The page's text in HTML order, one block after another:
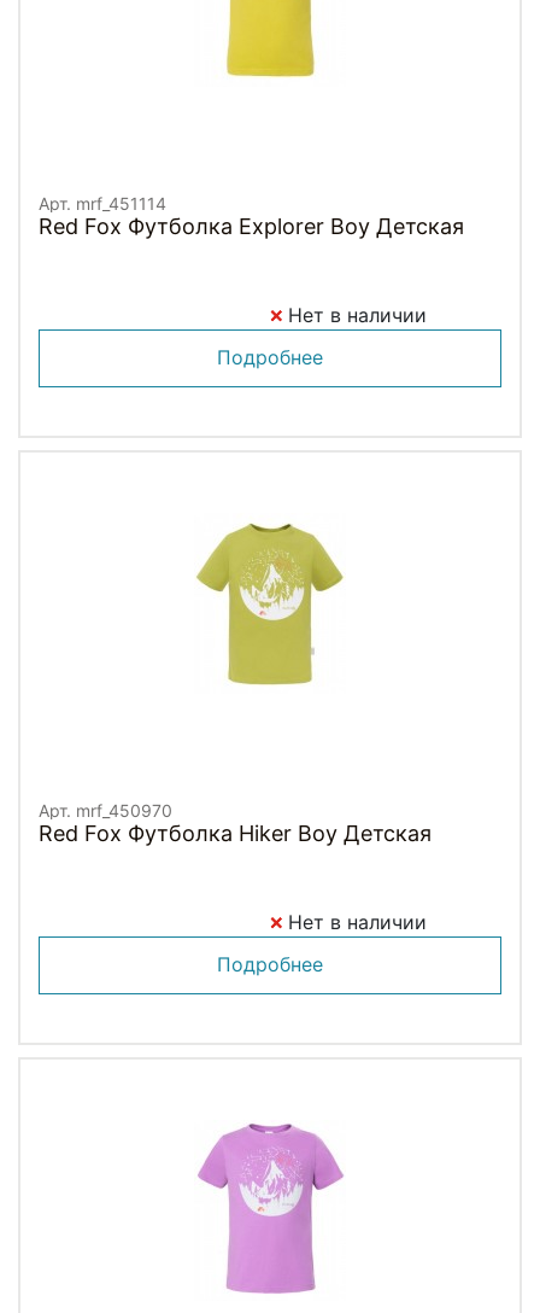
Арт. mrf_451114
Red Fox Футболка Explorer Boy Детская
Нет в наличии
Подробнее
Арт. mrf_450970
Red Fox Футболка Hiker Boy Детская
Нет в наличии
Подробнее